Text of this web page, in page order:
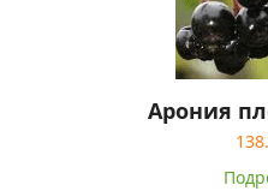
Арония